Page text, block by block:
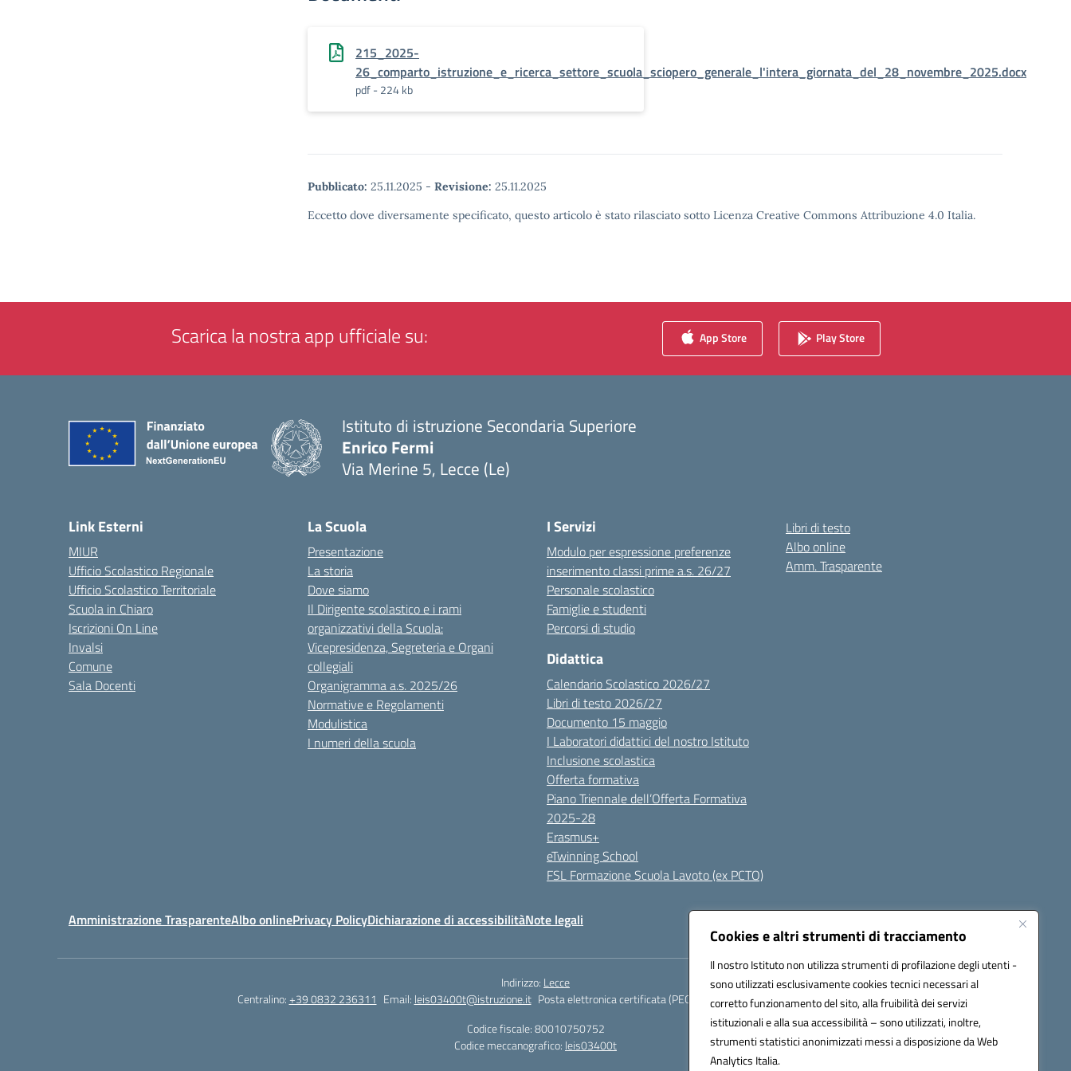
Cookies e altri strumenti di tracciamento
Il nostro Istituto non utilizza strumenti di profilazione degli utenti -
sono utilizzati esclusivamente cookies tecnici necessari al
corretto funzionamento del sito, alla fruibilità dei servizi
istituzionali e alla sua accessibilità – sono utilizzati, inoltre,
strumenti statistici anonimizzati messi a disposizione da Web
Analytics Italia.
215_2025-
26_comparto_istruzione_e_ricerca_settore_scuola_sciopero_generale_l'intera_giornata_del_28_novembre_2025.docx
pdf - 224 kb
Pubblicato: 25.11.2025 - Revisione: 25.11.2025
Eccetto dove diversamente specificato, questo articolo è stato rilasciato sotto Licenza Creative Commons Attribuzione 4.0 Italia.
Scarica la nostra app ufficiale su: App Store Play Store
Istituto di istruzione Secondaria Superiore
Enrico Fermi
Via Merine 5, Lecce (Le)
Link Esterni
MIUR
Ufficio Scolastico Regionale
Ufficio Scolastico Territoriale
Scuola in Chiaro
Iscrizioni On Line
Invalsi
Comune
Sala Docenti
La Scuola
Presentazione
La storia
Dove siamo
Il Dirigente scolastico e i rami
organizzativi della Scuola:
Vicepresidenza, Segreteria e Organi
collegiali
Organigramma a.s. 2025/26
Normative e Regolamenti
Modulistica
I numeri della scuola
I Servizi
Modulo per espressione preferenze
inserimento classi prime a.s. 26/27
Personale scolastico
Famiglie e studenti
Percorsi di studio
Didattica
Calendario Scolastico 2026/27
Libri di testo 2026/27
Documento 15 maggio
I Laboratori didattici del nostro Istituto
Inclusione scolastica
Offerta formativa
Piano Triennale dell’Offerta Formativa
2025-28
Erasmus+
eTwinning School
FSL Formazione Scuola Lavoto (ex PCTO)
Libri di testo
Albo online
Amm. Trasparente
Amministrazione TrasparenteAlbo onlinePrivacy PolicyDichiarazione di accessibilitàNote legali Seguici su:
Indirizzo: Lecce
Centralino:+39 0832 236311 Email: leis03400t@istruzione.it Posta elettronica certificata (PEC):
leis03400t@pec.istruzione.it
Codice fiscale: 80010750752
Codice meccanografico: leis03400t